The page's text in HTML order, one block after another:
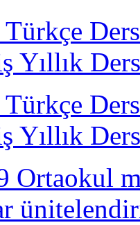
Türkçe
Türkçe
Ortaokul